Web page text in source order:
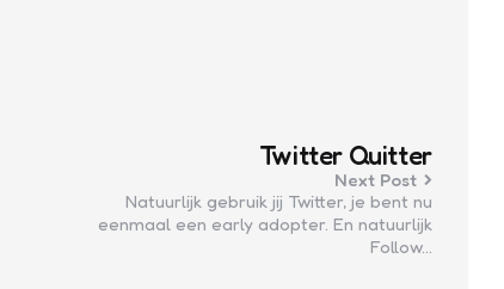
Twitter Quitter
Next Post
Natuurlijk gebruik jij Twitter, je bent nu
eenmaal een early adopter. En natuurlijk
Follow…